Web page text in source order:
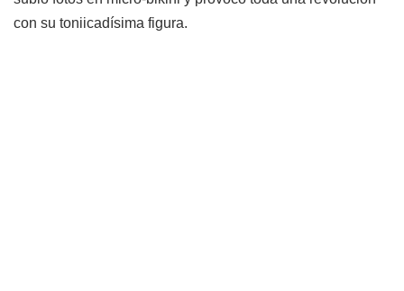
con su toniicadísima figura.